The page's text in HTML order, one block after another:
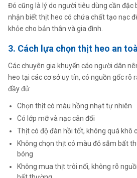
Đó cũng là lý do người tiêu dùng cần đặc
nhận biết thịt heo có chứa chất tạo nạc
khỏe cho bản thân và gia đình.
3. Cách lựa chọn thịt heo an
Các chuyên gia khuyến cáo người dân
heo tại các cơ sở uy tín, có nguồn gốc rõ
đầy đủ:
Chọn thịt có màu hồng nhạt tự nhiên
Có lớp mỡ và nạc cân đối
Thịt có độ đàn hồi tốt, không quá khô
Không chọn thịt có màu đỏ sẫm bất
bóng
Không mua thịt trôi nổi, không rõ